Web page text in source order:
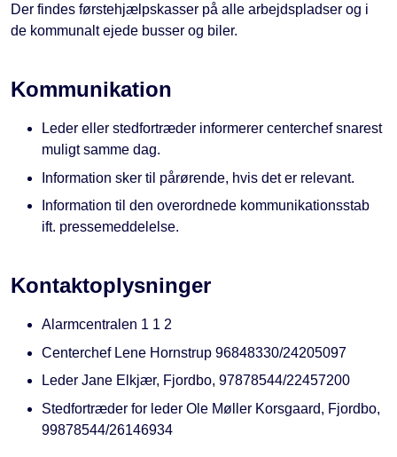
Der findes førstehjælpskasser på alle arbejdspladser og i
de kommunalt ejede busser og biler.
Kommunikation
Leder eller stedfortræder informerer centerchef snarest
muligt samme dag.
Information sker til pårørende, hvis det er relevant.
Information til den overordnede kommunikationsstab
ift. pressemeddelelse.
Kontaktoplysninger
Alarmcentralen 1 1 2
Centerchef Lene Hornstrup 96848330/24205097
Leder Jane Elkjær, Fjordbo, 97878544/22457200
Stedfortræder for leder Ole Møller Korsgaard, Fjordbo,
99878544/26146934